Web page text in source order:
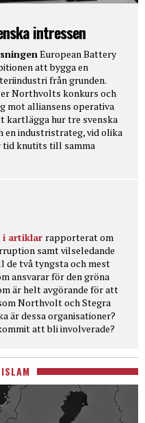
intressen
European Battery
att bygga en
från grunden.
Northvolts konkurs och
mot alliansens operativa
kartlägga hur tre svenska
en industristrateg, vid olika
knutits till samma
i artiklar rapporterat om
samt vilseledande
de två tyngsta och mest
ansvarar för den gröna
är helt avgörande för att
Northvolt och Stegra
är dessa organisationer?
att bli involverade?